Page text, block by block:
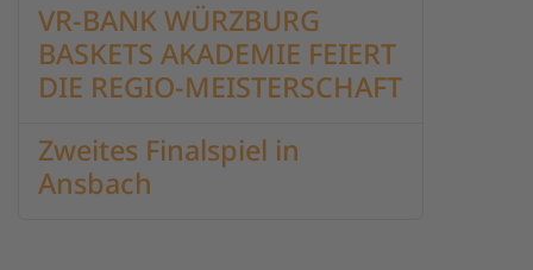
VR-BANK WÜRZBURG
BASKETS AKADEMIE FEIERT
DIE REGIO-MEISTERSCHAFT
Zweites Finalspiel in
Ansbach